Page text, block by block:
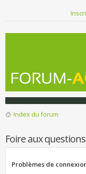
Index du forum
Foire aux questions
Problèmes de